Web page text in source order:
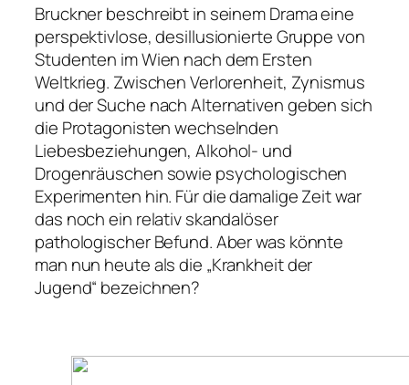
Bruckner beschreibt in seinem Drama eine
perspektivlose, desillusionierte Gruppe von
Studenten im Wien nach dem Ersten
Weltkrieg. Zwischen Verlorenheit, Zynismus
und der Suche nach Alternativen geben sich
die Protagonisten wechselnden
Liebesbeziehungen, Alkohol- und
Drogenräuschen sowie psychologischen
Experimenten hin. Für die damalige Zeit war
das noch ein relativ skandalöser
pathologischer Befund. Aber was könnte
man nun heute als die „Krankheit der
Jugend“ bezeichnen?